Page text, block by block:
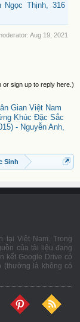
Ngọc Thịnh, 316
Aug 19, 2021
or sign up to reply here.)
Gian Việt Nam
Khúc Đặc Sắc
- Nguyễn Anh,
Sinh
tại Việt Nam. Trong
của tài liệu đang
kết Google Drive có
(thường là không có